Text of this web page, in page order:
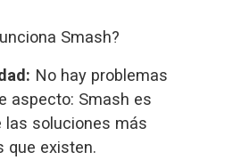
Smash?
No hay problemas
aspecto: Smash es
las soluciones más
que existen.